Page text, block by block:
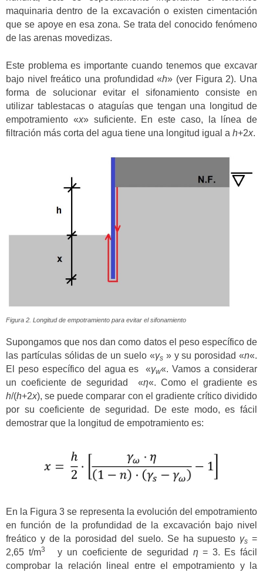
maquinaria dentro de la excavación o existen cimentación
que se apoye en esa zona. Se trata del conocido fenómeno
de las arenas movedizas.
Este problema es importante cuando tenemos que excavar
bajo nivel freático una profundidad «h» (ver Figura 2). Una
forma de solucionar evitar el sifonamiento consiste en
utilizar tablestacas o ataguías que tengan una longitud de
empotramiento «x» suficiente. En este caso, la línea de
filtración más corta del agua tiene una longitud igual a h+2x.
Figura 2. Longitud de empotramiento para evitar el sifonamiento
Supongamos que nos dan como datos el peso específico de
las partículas sólidas de un suelo «γs» y su porosidad «n«.
El peso específico del agua es «γw«. Vamos a considerar
un coeficiente de seguridad «η«. Como el gradiente es
h/(h+2x), se puede comparar con el gradiente crítico dividido
por su coeficiente de seguridad. De este modo, es fácil
demostrar que la longitud de empotramiento es:
En la Figura 3 se representa la evolución del empotramiento
en función de la profundidad de la excavación bajo nivel
freático y de la porosidad del suelo. Se ha supuesto γs =
2,65 t/m3 y un coeficiente de seguridad η= 3. Es fácil
comprobar la relación lineal entre el empotramiento y la